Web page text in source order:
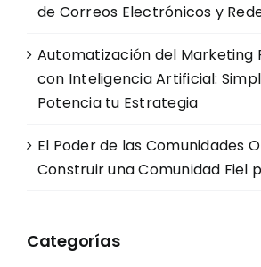
de Correos Electrónicos y
Automatización del Marketing
con Inteligencia Artificial:
Potencia tu Estrategia
El Poder de las Comunidades
Construir una Comunidad Fiel
Categorías